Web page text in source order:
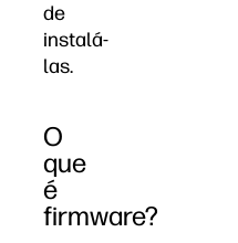
de
instalá-
las.
O
que
é
firmware?